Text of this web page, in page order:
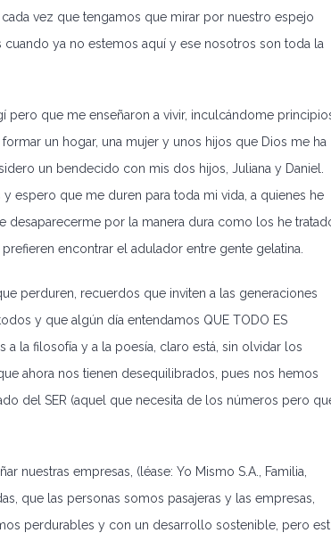
vez que tengamos que mirar por nuestro espejo
ya no estemos aquí y ese nosotros son toda la
pero que me enseñaron a vivir, inculcándome
un hogar, una mujer y unos hijos que Dios me ha
un bendecido con mis dos hijos, Juliana y Daniel.
espero que me duren para toda mi vida, a quienes he
desaparecerme por la manera dura como los he
encontrar el adulador entre gente gelatina.
perduren, recuerdos que inviten a las generaciones
y que algún día entendamos QUE TODO ES
a la filosofía y a la poesía, claro está, sin olvidar los
ahora nos tienen desequilibrados, pues nos hemos
del SER (aquel que necesita de los números pero
nuestras empresas, (léase: Yo Mismo S.A., Familia,
que las personas somos pasajeras y las empresas,
perdurables y con un desarrollo sostenible, pero